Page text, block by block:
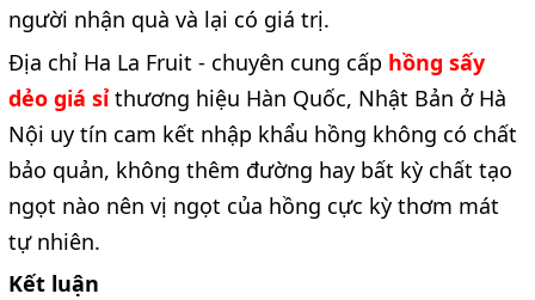
người nhận quà và lại có giá trị.
Địa chỉ Ha La Fruit - chuyên cung cấp hồng sấy
dẻo giá sỉ thương hiệu Hàn Quốc, Nhật Bản ở Hà
Nội uy tín cam kết nhập khẩu hồng không có chất
bảo quản, không thêm đường hay bất kỳ chất tạo
ngọt nào nên vị ngọt của hồng cực kỳ thơm mát
tự nhiên.
Kết luận